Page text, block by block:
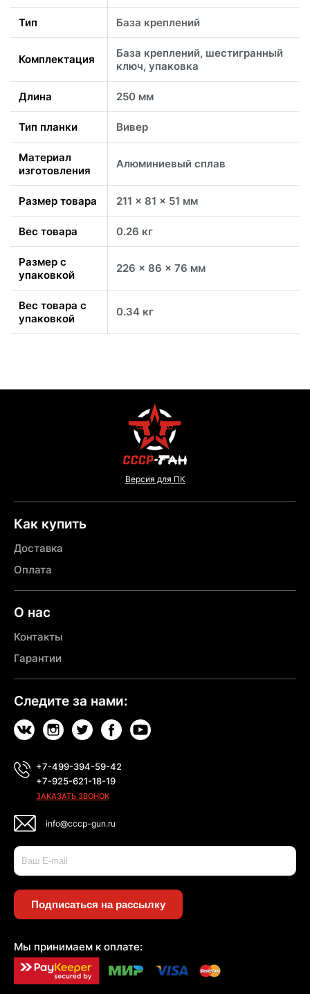
Тип База креплений
Комплектация
База креплений, шестигранный
ключ, упаковка
Длина 250 мм
Тип планки Вивер
Материал
изготовления
Алюминиевый сплав
Размер товара 211 x 81 x 51 мм
Вес товара 0.26 кг
Размер с
упаковкой
226 x 86 x 76 мм
Вес товара с
упаковкой
0.34 кг
Версия для ПК
Как купить
Доставка
Оплата
О нас
Контакты
Гарантии
Следите за нами:
+7-499-394-59-42
+7-925-621-18-19
ЗАКАЗАТЬ ЗВОНОК
info@cccp-gun.ru
Подписаться на рассылку
Мы принимаем к оплате: